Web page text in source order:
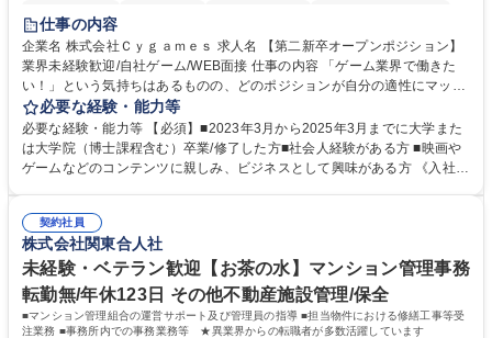
住宅手当あり
交通費支給
土日祝休み 服装自由 昼食補助あり
第二新卒歓迎
食事補助あり
仕事の内容
企業名 株式会社Ｃｙｇａｍｅｓ 求人名 【第二新卒オープンポジション】
業界未経験歓迎/自社ゲーム/WEB面接 仕事の内容 「ゲーム業界で働きた
い！」という気持ちはあるものの、どのポジションが自分の適性にマッチ
しているか悩んでいる方が対象となります！ 総合職（プランナー/データ
アナリストなど）、技術職（開発エンジニ ア/インフラエンジニアな
ど）、デザイン職（デザイナー/イラストレ ーターなど）等から、面接で
ご希望と適正にマッチしたポジションをご案内いたします。ゲームやエン
のご応募をお待ちしております。 募集職種 【第二新卒オープンポジショ
ン】業界未経験歓迎/自社ゲーム/WEB面接
必要な経験・能力等
必要な経験・能力等 【必須】■2023年3月から2025年3月までに大学また
は大学院（博士課程含む）卒業/修了した方■社会人経験がある方 ■映画や
ゲームなどのコンテンツに親しみ、ビジネスとして興味がある方 《入社実
契約社員
株式会社関東合人社
未経験・ベテラン歓迎【お茶の水】マンション管理事務
転勤無/年休123日 その他不動産施設管理/保全
■マンション管理組合の運営サポート及び管理員の指導 ■担当物件における修繕工事等受
注業務 ■事務所内での事務業務等 ★異業界からの転職者が多数活躍しています